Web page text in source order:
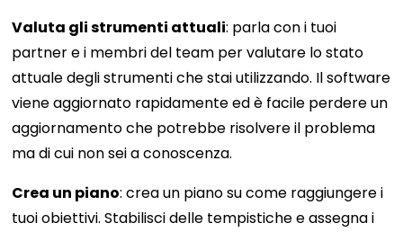
Valuta gli strumenti attuali: parla con i tuoi
partner e i membri del team per valutare lo stato
attuale degli strumenti che stai utilizzando. Il software
viene aggiornato rapidamente ed è facile perdere un
aggiornamento che potrebbe risolvere il problema
ma di cui non sei a conoscenza.
Crea un piano: crea un piano su come raggiungere i
tuoi obiettivi. Stabilisci delle tempistiche e assegna i